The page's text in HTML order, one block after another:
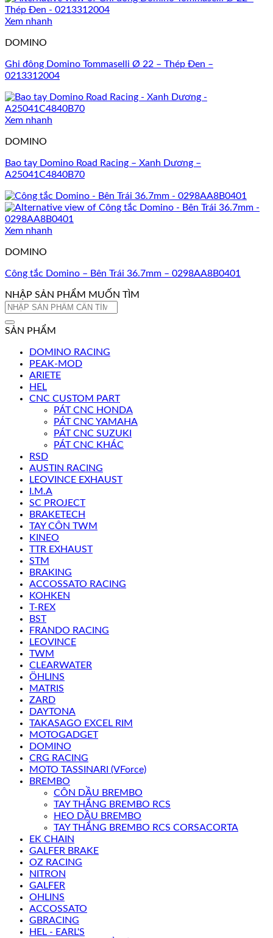
Xem nhanh
DOMINO
Ghi đông Domino Tommaselli Ø 22 – Thép Đen –
0213312004
Xem nhanh
DOMINO
Bao tay Domino Road Racing – Xanh Dương –
A25041C4840B70
Xem nhanh
DOMINO
Công tắc Domino – Bên Trái 36.7mm – 0298AA8B0401
NHẬP SẢN PHẨM MUỐN TÌM
Tìm
SẢN PHẨM
DOMINO RACING
PEAK-MOD
ARIETE
HEL
CNC CUSTOM PART
PÁT CNC HONDA
PÁT CNC YAMAHA
PÁT CNC SUZUKI
PÁT CNC KHÁC
RSD
AUSTIN RACING
LEOVINCE EXHAUST
I.M.A
SC PROJECT
BRAKETECH
TAY CÔN TWM
KINEO
TTR EXHAUST
STM
BRAKING
ACCOSSATO RACING
KOHKEN
T-REX
BST
FRANDO RACING
LEOVINCE
TWM
CLEARWATER
ÖHLINS
MATRIS
ZARD
DAYTONA
TAKASAGO EXCEL RIM
MOTOGADGET
DOMINO
CRG RACING
MOTO TASSINARI (VForce)
BREMBO
CÔN DẦU BREMBO
TAY THẮNG BREMBO RCS
HEO DẦU BREMBO
TAY THẮNG BREMBO RCS CORSACORTA
EK CHAIN
GALFER BRAKE
OZ RACING
NITRON
GALFER
OHLINS
ACCOSSATO
GBRACING
HEL - EARL'S